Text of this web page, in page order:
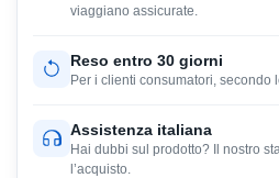
viaggiano assicurate.
Reso entro 30 giorni
Per i clienti consumatori, secondo
Assistenza italiana
Hai dubbi sul prodotto? Il nostro
l’acquisto.